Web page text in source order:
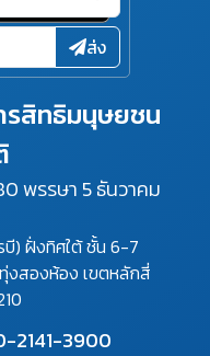
สิทธิมนุษยชน
พรรษา 5 ธันวาคม
บี) ฝั่งทิศใต้ ชั้น 6-7
งสองห้อง เขตหลักสี่
2141-3900
ส่ง